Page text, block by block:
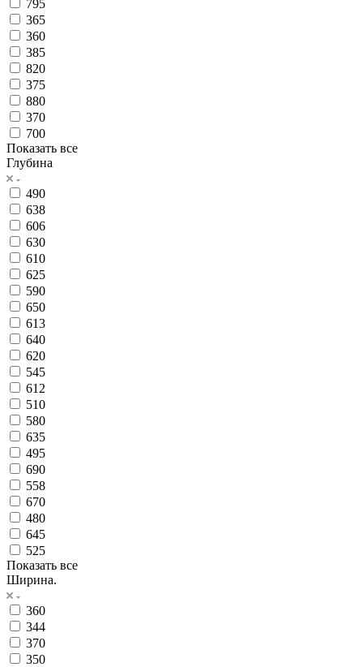
795
365
360
385
820
375
880
370
700
Показать все
Глубина
490
638
606
630
610
625
590
650
613
640
620
545
612
510
580
635
495
690
558
670
480
645
525
Показать все
Ширина.
360
344
370
350